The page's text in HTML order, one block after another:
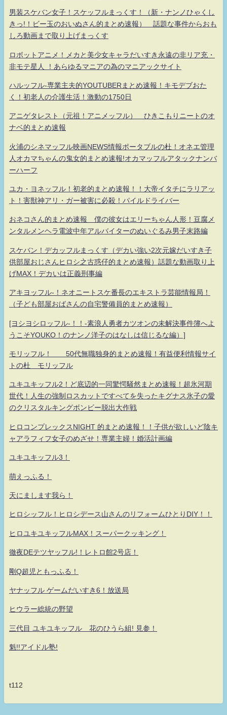
男装スケバン女子！スケッフルまっくす！（新・ナンノひゃくし
きっ!！ビー玉のおいぬさん的まとめ速報） 話題な事件からおも
しろ動画まで取り上げまっくす
ロボットアニメ！メカと美少女キャラだいすき永遠の非リア充・
非モテ星人 ！あらゆるマニアの為のマニアックサイト
ハルッフル-専業主夫的YOUTUBERまとめ速報！キモデブおた
く！初老人の介護生活！激動の1750日
アニゲタレスト（元祖！アニメッフル） ひきこもりニートのオ
ナベ的まとめ速報
火浦のシネマッフル映画NEWS情報ポータブルの杜！オネエ管理
人オカマちゃんの鬼女的まとめ速報!オカマッフルアタックナンバ
ーハーフ
ユカ・ヨネッフル！初老的まとめ速報！！大帝イタチにラリアッ
ト！害獣神アリ・ガー被害に必殺！パイルドライバー
おネコさん的まとめ速報 僕の彼女はエリーちゃん人形！豆腐メ
ンタルメンヘラ電波中年アルバイターのぬいぐるみ男子末路編
スケバン！デカッフルまっくす（デカい強い2次元嫁だいすき子
供部屋おじさんヒロシ之古惑仔的まとめ速報）話題な動画取り上
げMAX！デカいは正義刑事編
アキヨッフル-！ネオニートスケ番長のエキストラ芸能情報局！
（子ども部屋おばさんの自宅警備員的まとめ速報）
[ヨシヨシロッフル-！！-素浪人勇者カツオンの未解決事件簿へよ
うこそYOUKO！のナンノ洋子のはなしは信じるな編）]
モリッフル！ 50代無職独身的まとめ速報！有益便利情報サイ
トの杜 モリッフル
ユキユキッフル2！ど底辺的一同驚愕騒然まとめ速報！超氷河期
世代！人生の強制ロスカットですべてを失ったキグナス氷子の愛
のクリスタルキングボンビー脱出大作戦
ヒロコンプレックスNIGHT 的まとめ速報！！子供が欲しいど陰キ
ャアラフィフ女子のめざせ！専業主婦！婚活計画編
ユキユキッフル3！
萌えっふる！
天にまします我ら！
ヒロシッフル！ヒロシデース山さんのリフォームひとりDIY！！
ヒロユキユキッフルMAX！スーパークッキング！
徹夜DEテツヤッフル!！レトロ館2号店！
剛Q超児ともっふる！
ヤナッフル ゲームだいすき6！放送局
ヒウラー総統の野望
三代目 ユキユキッフル 花のひうら組! 見参！
魁!!アイドル塾!
t112